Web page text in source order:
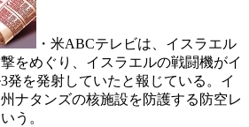
・米ABCテレビは、イスラエル
をめぐり、イスラエルの戦闘機がイ
発を発射していたと報じている。イ
ナタンズの核施設を防護する防空レ
う。